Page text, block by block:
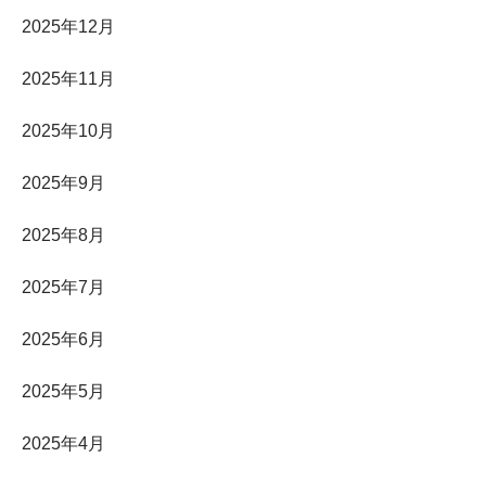
2025年12月
2025年11月
2025年10月
2025年9月
2025年8月
2025年7月
2025年6月
2025年5月
2025年4月